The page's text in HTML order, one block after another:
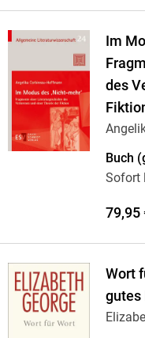
Im
des
Buch
Sofort
79,95
Wort
gutes